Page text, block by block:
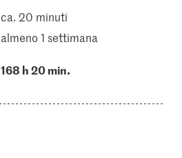
ca. 20 minuti
almeno 1 settimana
168 h 20 min.